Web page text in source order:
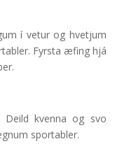
í vetur og hvetjum
Fyrsta æfing hjá
Deild kvenna og svo
sportabler.